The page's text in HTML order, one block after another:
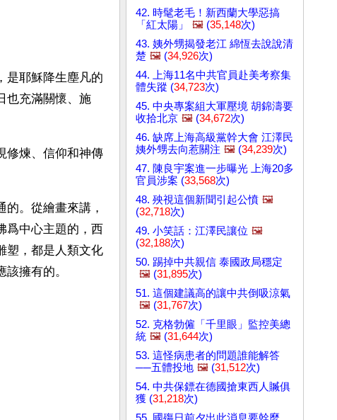
是耶穌降生塵凡的
也充滿關懷、施
修煉、信仰和神傳
。從繪畫來講，
爲中心主題的，西
塑，都是人類文化
擁有的。
42. 時髦老毛！新西蘭大學惡搞
「紅太陽」
🖼️ (35,148次)
43. 姨外甥揭發老江 綿恆去說說清
楚 🖼️ (34,926次)
44. 上海11名中共官員赴美考察集
體失蹤 (34,723次)
45. 中央專案組大軍壓境 胡錦濤要
收拾北京 🖼️ (34,672次)
46. 缺席上海高級黨幹大會 江澤民
姨外甥去向惹關注 🖼️ (34,239次)
47. 陳良宇案進一步曝光 上海20多
官員涉案 (33,568次)
48. 殃視這個新聞引起公憤 🖼️
(32,718次)
49. 小笑話：江澤民讓位 🖼️
(32,188次)
50. 踢掉中共親信 泰國政局穩定
🖼️ (31,895次)
51. 這個建議高的讓中共倒吸涼氣
🖼️ (31,767次)
52. 克格勃僱「千里眼」監控美總
統 🖼️ (31,644次)
53. 這怪病患者的問題誰能解答
──五體投地 🖼️ (31,512次)
54. 中共保鏢在德國搶東西人贓俱
獲 (31,218次)
55. 國殤日前夕出此消息要幹麼